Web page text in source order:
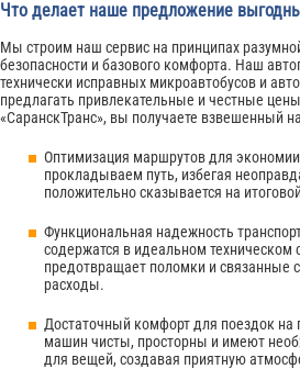
Что делает наше предложение
Мы строим наш сервис на принципах
безопасности и базового комфорта. Наш
технически исправных микроавтобусов и
предлагать привлекательные и честные
«СаранскТранс», вы получаете взвешенный
Оптимизация маршрутов для
прокладываем путь, избегая
положительно сказывается на
Функциональная надежность
содержатся в идеальном техническом
предотвращает поломки и связанные
расходы.
Достаточный комфорт для поездок
машин чисты, просторны и имеют
для вещей, создавая приятную